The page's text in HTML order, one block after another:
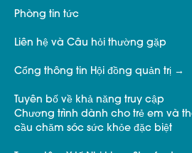
Phòng tin tức
Liên hệ và Câu hỏi thường gặp
Cổng thông tin Hội đồng quản trị
Tuyên bố về khả năng truy cập
Chương trình dành cho trẻ em và
cầu chăm sóc sức khỏe đặc biệt